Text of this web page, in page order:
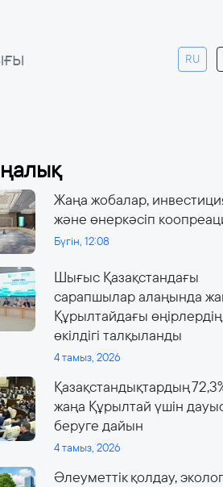
RU
Жаңа жобалар,
және өнеркәсіп
Бүгін, 12:08
Шығыс Қазақстандағы
сарапшылар алаңында
Құрылтайдағы өңірлердің
өкілдігі талқыланды
4 тамыз, 2026
Қазақстандықтардың
жаңа Құрылтай үшін
беруге дайын
4 тамыз, 2026
Әлеуметтік қолдау,